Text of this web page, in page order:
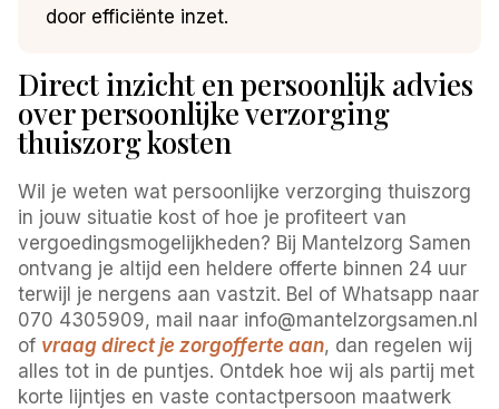
door efficiënte inzet.
Direct inzicht en persoonlijk advies
over persoonlijke verzorging
thuiszorg kosten
Wil je weten wat persoonlijke verzorging thuiszorg
in jouw situatie kost of hoe je profiteert van
vergoedingsmogelijkheden? Bij Mantelzorg Samen
ontvang je altijd een heldere offerte binnen 24 uur
terwijl je nergens aan vastzit. Bel of Whatsapp naar
070 4305909, mail naar info@mantelzorgsamen.nl
of vraag direct je zorgofferte aan, dan regelen wij
alles tot in de puntjes. Ontdek hoe wij als partij met
korte lijntjes en vaste contactpersoon maatwerk